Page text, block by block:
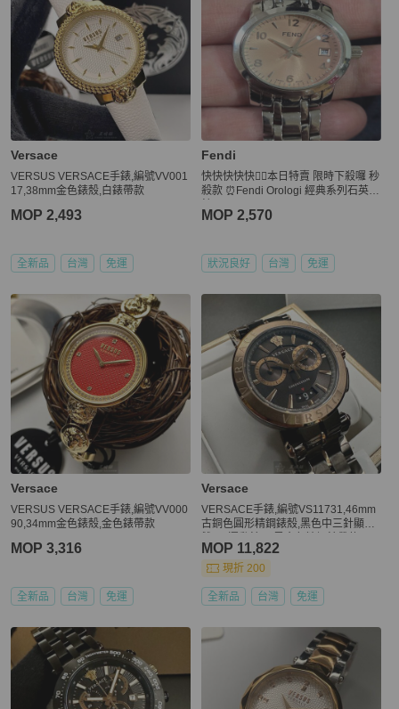
Versace
VERSUS VERSACE手錶,編號VV001
17,38mm金色錶殼,白錶帶款
MOP 2,493
全新品 台灣 免運
Fendi
快快快快快💁‍♂️本日特賣 限時下殺囉 秒
殺款 ⏰Fendi Orologi 經典系列石英腕
MOP 2,570
狀況良好 台灣 免運
Versace
VERSUS VERSACE手錶,編號VV000
90,34mm金色錶殼,金色錶帶款
MOP 3,316
全新品 台灣 免運
Versace
VERSACE手錶,編號VS11731,46mm
古銅色圓形精鋼錶殼,黑色中三針顯示,
MOP 11,822
現折 200
全新品 台灣 免運